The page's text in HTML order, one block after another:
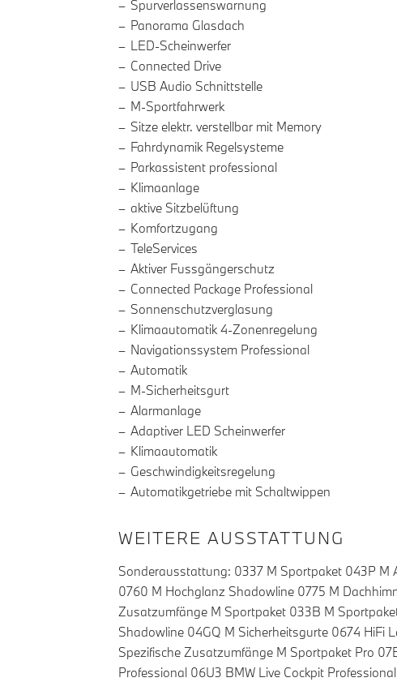
Spurverlassenswarnung
Panorama Glasdach
LED-Scheinwerfer
Connected Drive
USB Audio Schnittstelle
M-Sportfahrwerk
Sitze elektr. verstellbar mit Memory
Fahrdynamik Regelsysteme
Parkassistent professional
Klimaanlage
aktive Sitzbelüftung
Komfortzugang
TeleServices
Aktiver Fussgängerschutz
Connected Package Professional
Sonnenschutzverglasung
Klimaautomatik 4-Zonenregelung
Navigationssystem Professional
Automatik
M-Sicherheitsgurt
Alarmanlage
Adaptiver LED Scheinwerfer
Klimaautomatik
Geschwindigkeitsregelung
Automatikgetriebe mit Schaltwippen
WEITERE AUSSTATTUNG
Sonderausstattung: 0337 M Sportpaket 043P M
0760 M Hochglanz Shadowline 0775 M
Zusatzumfänge M Sportpaket 033B M
Shadowline 04GQ M Sicherheitsgurte 0674 HiFi
Spezifische Zusatzumfänge M Sportpaket Pro
Professional 06U3 BMW Live Cockpit